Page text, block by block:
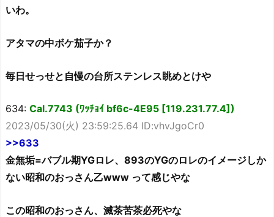
いわ。
アタマの中ボケ茄子か？
毎日せっせと自慢の台所ステンレス眺めとけや
634: Cal.7743 (ﾜｯﾁｮｲ bf6c-4E95 [119.231.77.4])
2023/05/30(火) 23:59:25.64 ID:vhvJgoCr0
>>633
金無垢=バブル期YGロレ、893のYGのロレのイメージしか
ない昭和のおっさん乙www って感じやな
この昭和のおっさん、滅茶苦茶必死やな